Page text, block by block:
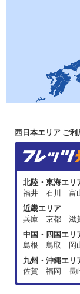
西日本エリア ご
北陸・東海エリ
福井｜石川｜富
近畿エリア
兵庫｜京都｜滋
中国・四国エリ
島根｜鳥取｜岡
九州・沖縄エリ
佐賀｜福岡｜長